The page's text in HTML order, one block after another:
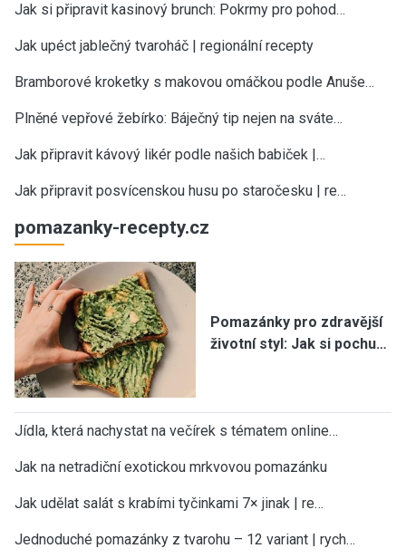
Jak si připravit kasinový brunch: Pokrmy pro pohod…
Jak upéct jablečný tvaroháč | regionální recepty
Bramborové kroketky s makovou omáčkou podle Anuše…
Plněné vepřové žebírko: Báječný tip nejen na sváte…
Jak připravit kávový likér podle našich babiček |…
Jak připravit posvícenskou husu po staročesku | re…
pomazanky-recepty.cz
Pomazánky pro zdravější
životní styl: Jak si pochu…
Jídla, která nachystat na večírek s tématem online…
Jak na netradiční exotickou mrkvovou pomazánku
Jak udělat salát s krabími tyčinkami 7× jinak | re…
Jednoduché pomazánky z tvarohu – 12 variant | rych…